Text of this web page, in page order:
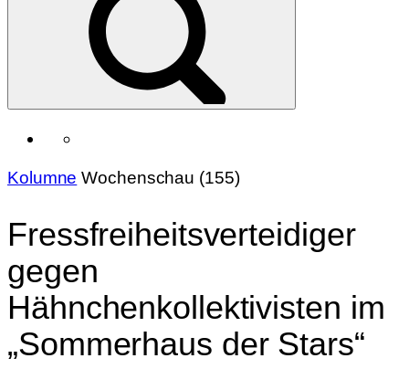
Kolumne Wochenschau (155)
Fressfreiheitsverteidiger
gegen
Hähnchenkollektivisten im
„Sommerhaus der Stars“